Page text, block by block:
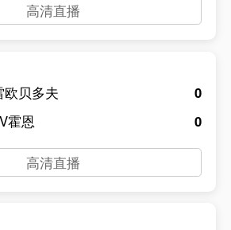
高清直播
欧贝多夫
霍恩
0
0
高清直播